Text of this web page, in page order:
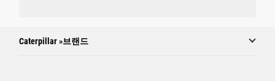
Caterpillar »브랜드